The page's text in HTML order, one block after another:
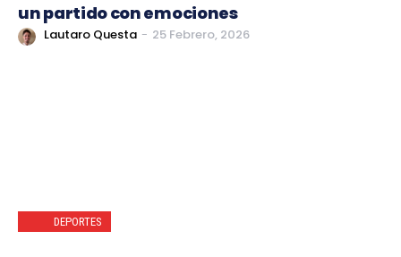
un partido con emociones
Lautaro Questa - 25 Febrero, 2026
DEPORTES